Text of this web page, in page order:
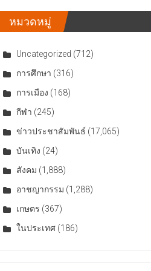
หมวดหมู่
Uncategorized (712)
การศึกษา (316)
การเมือง (168)
กีฬา (245)
ข่าวประชาสัมพันธ์ (17,065)
บันเทิง (24)
สังคม (1,888)
อาชญากรรม (1,288)
เกษตร (367)
ในประเทศ (186)